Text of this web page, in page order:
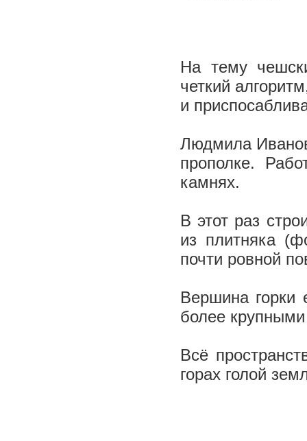
На тему
четкий
и
Людмила
прополке.
камнях.
В этот раз
из плитняка
почти ровной
Вершина горки
более
Всё
горах голой